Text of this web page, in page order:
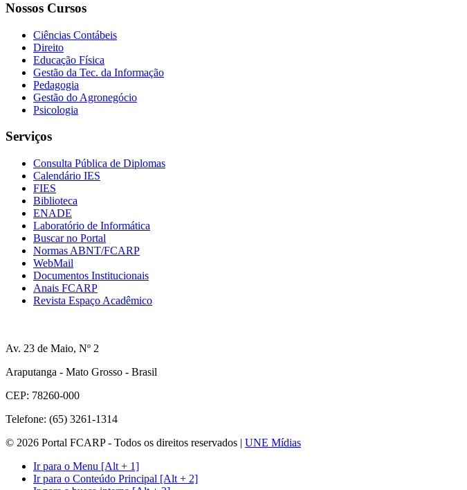
Nossos Cursos
Ciências Contábeis
Direito
Educação Física
Gestão da Tec. da Informação
Pedagogia
Gestão do Agronegócio
Psicologia
Serviços
Consulta Pública de Diplomas
Calendário IES
FIES
Biblioteca
ENADE
Laboratório de Informática
Buscar no Portal
Normas ABNT/FCARP
WebMail
Documentos Institucionais
Anais FCARP
Revista Espaço Acadêmico
Av. 23 de Maio, Nº 2
Araputanga - Mato Grosso - Brasil
CEP: 78260-000
Telefone: (65) 3261-1314
© 2026 Portal FCARP - Todos os direitos reservados | UNE Mídias
Ir para o Menu [Alt + 1]
Ir para o Conteúdo Principal [Alt + 2]